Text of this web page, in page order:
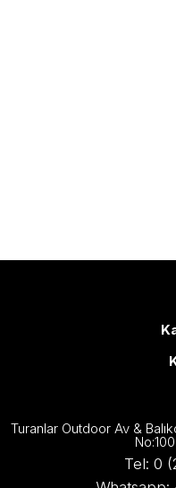
Turanlar Outdoor Av &
Tel: 0